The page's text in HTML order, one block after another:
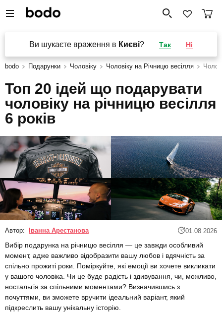
Ви шукаєте враження в Києві? Так Ні
bodo Подарунки Чоловіку Чоловіку на Річницю весілля
Топ 20 ідей що подарувати
чоловіку на річницю весілля
6 років
Автор: Іванна Арестанова 01.08 2026
Вибір подарунка на річницю весілля — це завжди особливий
момент, адже важливо відобразити вашу любов і вдячність за
спільно прожиті роки. Поміркуйте, які емоції ви хочете викликати
у вашого чоловіка. Чи це буде радість і здивування, чи, можливо,
ностальгія за спільними моментами? Визначившись з
почуттями, ви зможете вручити ідеальний варіант, який
підкреслить вашу унікальну історію.